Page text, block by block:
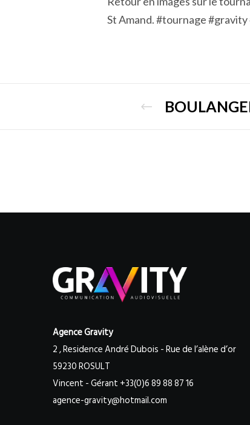
St Amand. #tournage
Agence Gravity
2 , Residence André Dubois - Rue de l’alène d’or
59230 ROSULT
Vincent - Gérant +33(0)6 89 88 87 16
agence-gravity@hotmail.com